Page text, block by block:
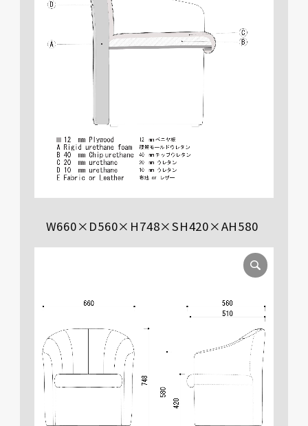
W660×D560×H748×SH420×AH580